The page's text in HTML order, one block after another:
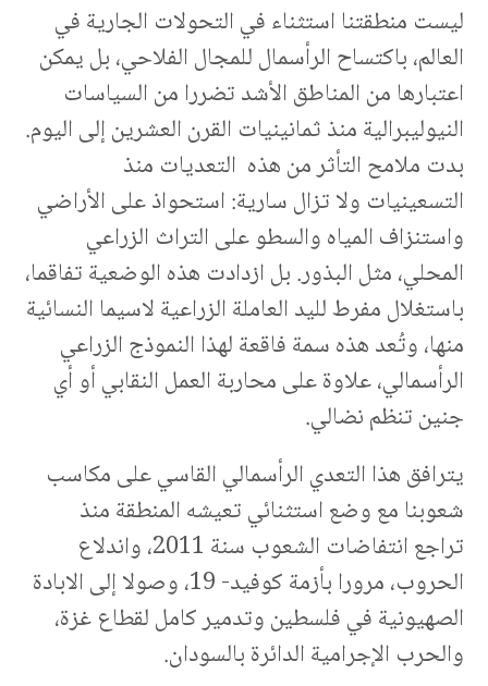
ليست منطقتنا استثناء في التحولات الجارية في
العالم، باكتساح الرأسمال للمجال الفلاحي، بل يمكن
اعتبارها من المناطق الأشد تضررا من السياسات
النيوليبرالية منذ ثمانينيات القرن العشرين إلى اليوم.
بدت ملامح التأثر من هذه التعديات منذ
التسعينيات ولا تزال سارية: استحواذ على الأراضي
واستنزاف المياه والسطو على التراث الزراعي
المحلي، مثل البذور. بل ازدادت هذه الوضعية تفاقما،
باستغلال مفرط لليد العاملة الزراعية لاسيما النسائية
منها، وتُعد هذه سمة فاقعة لهذا النموذج الزراعي
الرأسمالي، علاوة على محاربة العمل النقابي أو أي
جنين تنظم نضالي.
يترافق هذا التعدي الرأسمالي القاسي على مكاسب
شعوبنا مع وضع استثنائي تعيشه المنطقة منذ
تراجع انتفاضات الشعوب سنة 2011، واندلاع
الحروب، مرورا بأزمة كوفيد- 19، وصولا إلى الابادة
الصهيونية في فلسطين وتدمير كامل لقطاع غزة،
والحرب الإجرامية الدائرة بالسودان.